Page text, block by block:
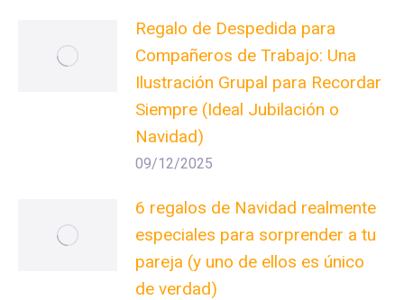
Regalo de Despedida para
Compañeros de Trabajo: Una
Ilustración Grupal para Recordar
Siempre (Ideal Jubilación o
Navidad)
09/12/2025
6 regalos de Navidad realmente
especiales para sorprender a tu
pareja (y uno de ellos es único
de verdad)